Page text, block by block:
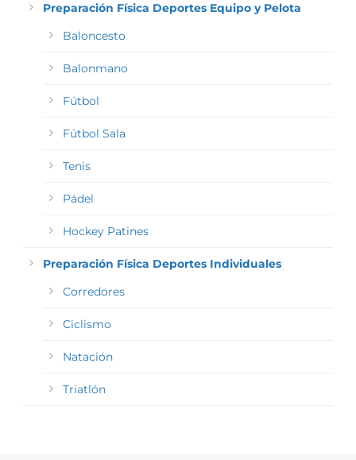
Preparación Física Deportes Equipo y Pelota
Baloncesto
Balonmano
Fútbol
Fútbol Sala
Tenis
Pádel
Hockey Patines
Preparación Física Deportes Individuales
Corredores
Ciclismo
Natación
Triatlón